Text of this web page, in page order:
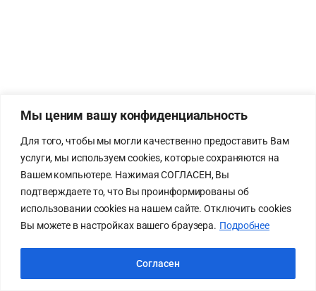
Мы ценим вашу конфиденциальность
Для того, чтобы мы могли качественно предоставить Вам
услуги, мы используем cookies, которые сохраняются на
Вашем компьютере. Нажимая СОГЛАСЕН, Вы
подтверждаете то, что Вы проинформированы об
использовании cookies на нашем сайте. Отключить cookies
Вы можете в настройках вашего браузера. Подробнее
Согласен